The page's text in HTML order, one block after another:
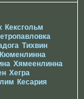
Кексгольм
Тихвин
Кюменлинна
Хямеенлинна
Хегра
Кесария